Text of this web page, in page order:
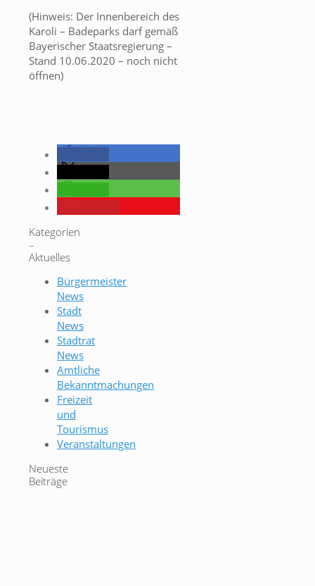
(Hinweis: Der Innenbereich des
Karoli – Badeparks darf gemäß
Bayerischer Staatsregierung –
Stand 10.06.2020 – noch nicht
öffnen)
Kategorien
–
Aktuelles
Bürgermeister
News
Stadt
News
Stadtrat
News
Amtliche
Bekanntmachungen
Freizeit
und
Tourismus
Veranstaltungen
Neueste
Beiträge